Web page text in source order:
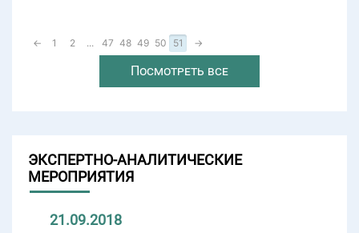
← 1 2 ... 47 48 49 50 51 →
Посмотреть все
ЭКСПЕРТНО-АНАЛИТИЧЕСКИЕ
МЕРОПРИЯТИЯ
21.09.2018